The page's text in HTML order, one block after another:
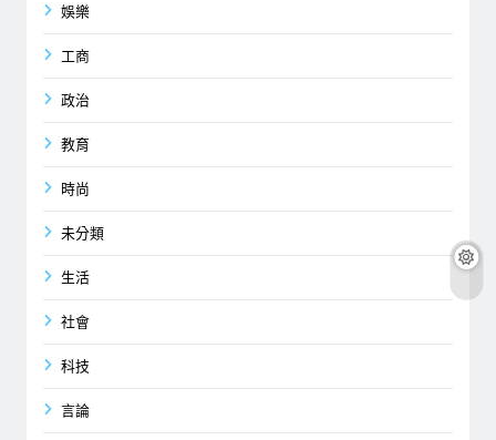
娛樂
工商
政治
教育
時尚
未分類
生活
社會
科技
言論